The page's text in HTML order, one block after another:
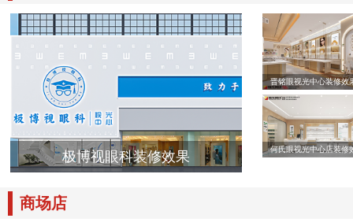
极博视眼科装修效果
晋铭眼视光中心装修效
何氏眼视光中心店装修
商场店